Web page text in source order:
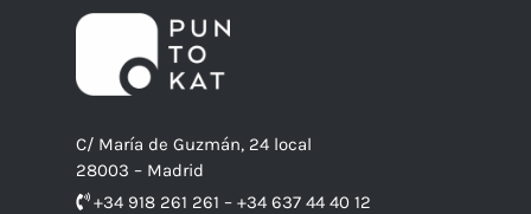
C/ María de Guzmán, 24 local
28003 – Madrid
+34 918 261 261 – +34 637 44 40 12